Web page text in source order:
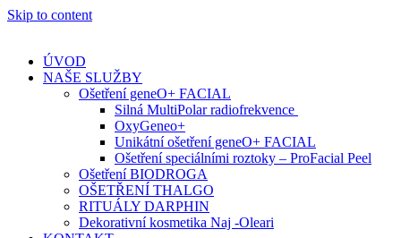
Skip to content
ÚVOD
NAŠE SLUŽBY
Ošetření geneO+ FACIAL
Silná MultiPolar radiofrekvence
OxyGeneo+
Unikátní ošetření geneO+ FACIAL
Ošetření speciálními roztoky – ProFacial Peel
Ošetření BIODROGA
OŠETŘENÍ THALGO
RITUÁLY DARPHIN
Dekorativní kosmetika Naj -Oleari